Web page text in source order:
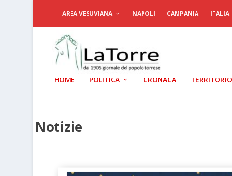
AREA VESUVIANA NAPOLI CAMPANIA ITALIA
HOME POLITICA CRONACA TERRITORIO
Notizie